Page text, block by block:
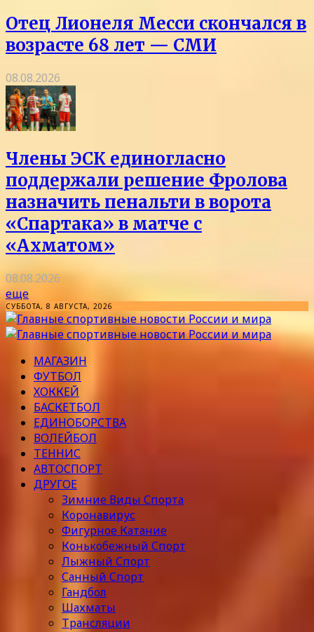
Отец Лионеля Месси скончался в
возрасте 68 лет — СМИ
08.08.2026
Члены ЭСК единогласно
поддержали решение Фролова
назначить пенальти в ворота
«Спартака» в матче с
«Ахматом»
08.08.2026
еще
СУББОТА, 8 АВГУСТА, 2026
МАГАЗИН
ФУТБОЛ
ХОККЕЙ
БАСКЕТБОЛ
ЕДИНОБОРСТВА
ВОЛЕЙБОЛ
ТЕННИС
АВТОСПОРТ
ДРУГОЕ
Зимние Виды Спорта
Коронавирус
Фигурное Катание
Конькобежный Спорт
Лыжный Спорт
Санный Спорт
Гандбол
Шахматы
Трансляции